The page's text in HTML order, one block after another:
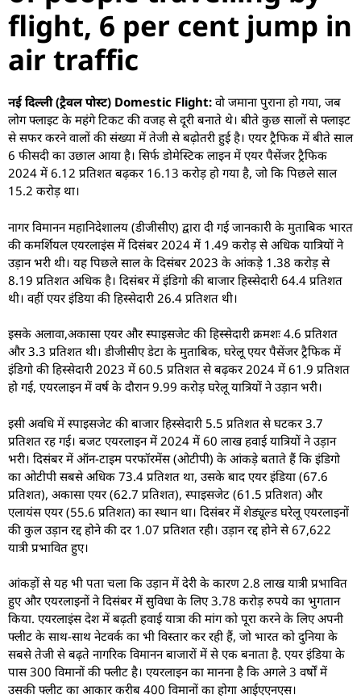
flight, 6 per cent jump in
air traffic
नई दिल्ली (ट्रैवल पोस्ट) Domestic Flight: वो जमाना पुराना हो गया, जब
लोग फ्लाइट के महंगे टिकट की वजह से दूरी बनाते थे। बीते कुछ सालों से फ्लाइट
से सफर करने वालों की संख्या में तेजी से बढ़ोतरी हुई है। एयर ट्रैफिक में बीते साल
6 फीसदी का उछाल आया है। सिर्फ डोमेस्टिक लाइन में एयर पैसेंजर ट्रैफिक
2024 में 6.12 प्रतिशत बढ़कर 16.13 करोड़ हो गया है, जो कि पिछले साल
15.2 करोड़ था।
नागर विमानन महानिदेशालय (डीजीसीए) द्वारा दी गई जानकारी के मुताबिक भारत
की कमर्शियल एयरलाइंस में दिसंबर 2024 में 1.49 करोड़ से अधिक यात्रियों ने
उड़ान भरी थी। यह पिछले साल के दिसंबर 2023 के आंकड़े 1.38 करोड़ से
8.19 प्रतिशत अधिक है। दिसंबर में इंडिगो की बाजार हिस्सेदारी 64.4 प्रतिशत
थी। वहीं एयर इंडिया की हिस्सेदारी 26.4 प्रतिशत थी।
इसके अलावा,अकासा एयर और स्पाइसजेट की हिस्सेदारी क्रमशः 4.6 प्रतिशत
और 3.3 प्रतिशत थी। डीजीसीए डेटा के मुताबिक, घरेलू एयर पैसेंजर ट्रैफिक में
इंडिगो की हिस्सेदारी 2023 में 60.5 प्रतिशत से बढ़कर 2024 में 61.9 प्रतिशत
हो गई, एयरलाइन में वर्ष के दौरान 9.99 करोड़ घरेलू यात्रियों ने उड़ान भरी।
इसी अवधि में स्पाइसजेट की बाजार हिस्सेदारी 5.5 प्रतिशत से घटकर 3.7
प्रतिशत रह गई। बजट एयरलाइन में 2024 में 60 लाख हवाई यात्रियों ने उड़ान
भरी। दिसंबर में ऑन-टाइम परफॉरमेंस (ओटीपी) के आंकड़े बताते हैं कि इंडिगो
का ओटीपी सबसे अधिक 73.4 प्रतिशत था, उसके बाद एयर इंडिया (67.6
प्रतिशत), अकासा एयर (62.7 प्रतिशत), स्पाइसजेट (61.5 प्रतिशत) और
एलायंस एयर (55.6 प्रतिशत) का स्थान था। दिसंबर में शेड्यूल्ड घरेलू एयरलाइनों
की कुल उड़ान रद्द होने की दर 1.07 प्रतिशत रही। उड़ान रद्द होने से 67,622
यात्री प्रभावित हुए।
आंकड़ों से यह भी पता चला कि उड़ान में देरी के कारण 2.8 लाख यात्री प्रभावित
हुए और एयरलाइनों ने दिसंबर में सुविधा के लिए 3.78 करोड़ रुपये का भुगतान
किया. एयरलाइंस देश में बढ़ती हवाई यात्रा की मांग को पूरा करने के लिए अपनी
फ्लीट के साथ-साथ नेटवर्क का भी विस्तार कर रही हैं, जो भारत को दुनिया के
सबसे तेजी से बढ़ते नागरिक विमानन बाजारों में से एक बनाता है. एयर इंडिया के
पास 300 विमानों की फ्लीट है। एयरलाइन का मानना है कि अगले 3 वर्षों में
उसकी फ्लीट का आकार करीब 400 विमानों का होगा आईएएनएस।